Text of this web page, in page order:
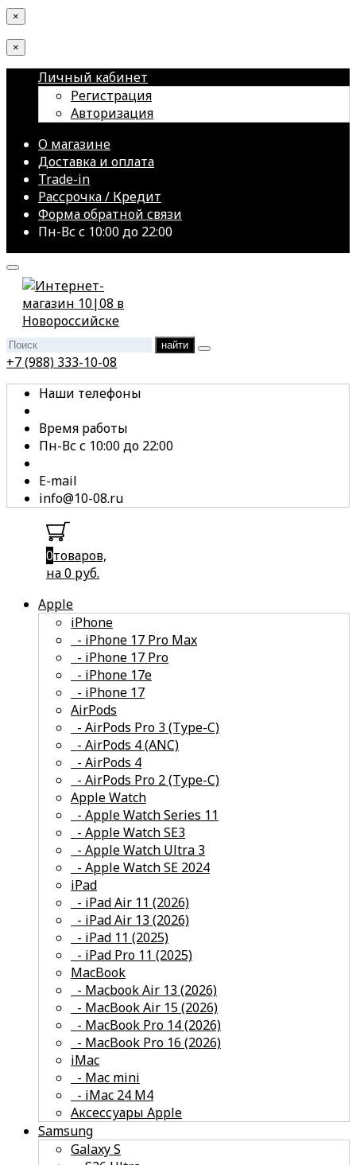
×
×
Личный кабинет
Регистрация
Авторизация
О магазине
Доставка и оплата
Trade-in
Рассрочка / Кредит
Форма обратной связи
Пн-Вс с 10:00 до 22:00
найти
+7 (988) 333-10-08
Наши телефоны
Время работы
Пн-Вс с 10:00 до 22:00
E-mail
info@10-08.ru
0товаров,
на 0 руб.
Apple
iPhone
- iPhone 17 Pro Max
- iPhone 17 Pro
- iPhone 17e
- iPhone 17
AirPods
- AirPods Pro 3 (Type-C)
- AirPods 4 (ANC)
- AirPods 4
- AirPods Pro 2 (Type-C)
Apple Watch
- Apple Watch Series 11
- Apple Watch SE3
- Apple Watch Ultra 3
- Apple Watch SE 2024
iPad
- iPad Air 11 (2026)
- iPad Air 13 (2026)
- iPad 11 (2025)
- iPad Pro 11 (2025)
MacBook
- Macbook Air 13 (2026)
- MacBook Air 15 (2026)
- MacBook Pro 14 (2026)
- MacBook Pro 16 (2026)
iMac
- Mac mini
- iMac 24 M4
Аксессуары Apple
Samsung
Galaxy S